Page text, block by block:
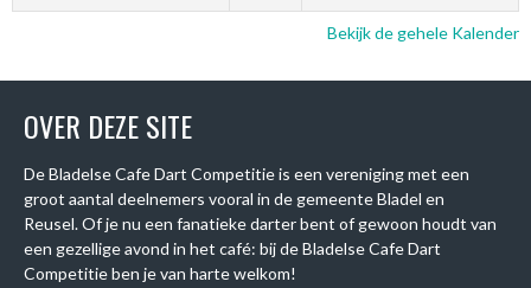
Bekijk de gehele Kalender
OVER DEZE SITE
De Bladelse Cafe Dart Competitie is een vereniging met een
groot aantal deelnemers vooral in de gemeente Bladel en
Reusel. Of je nu een fanatieke darter bent of gewoon houdt van
een gezellige avond in het café: bij de Bladelse Cafe Dart
Competitie ben je van harte welkom!